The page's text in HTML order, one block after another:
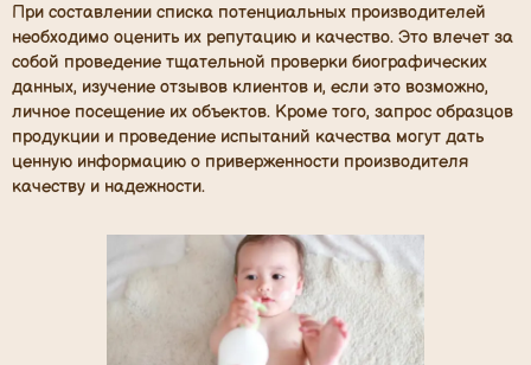
При составлении списка потенциальных производителей
необходимо оценить их репутацию и качество. Это влечет за
собой проведение тщательной проверки биографических
данных, изучение отзывов клиентов и, если это возможно,
личное посещение их объектов. Кроме того, запрос образцов
продукции и проведение испытаний качества могут дать
ценную информацию о приверженности производителя
качеству и надежности.